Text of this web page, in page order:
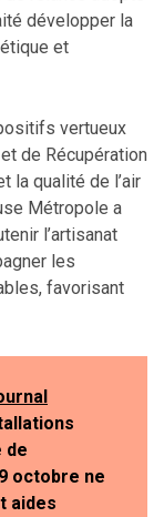
développer la
et
vertueux
de Récupération
la qualité de l’air
Métropole a
l’artisanat
les
favorisant
de
octobre ne
aides